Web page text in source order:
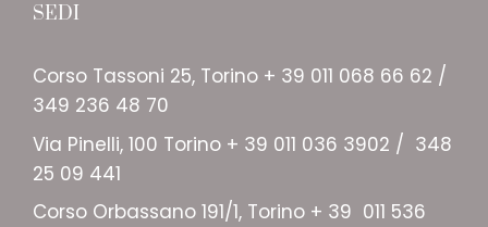
SEDI
Corso Tassoni 25, Torino + 39 011 068 66 62 /
349 236 48 70
Via Pinelli, 100 Torino + 39 011 036 3902 / 348
25 09 441
Corso Orbassano 191/1, Torino + 39 011 536